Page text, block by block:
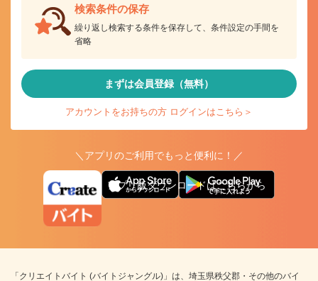
検索条件の保存
繰り返し検索する条件を保存して、条件設定の手間を
省略
まずは会員登録（無料）
アカウントをお持ちの方 ログインはこちら＞
＼アプリのご利用でもっと便利に！／
アプリ版ダウンロードはこちらから
「クリエイトバイト (バイトジャングル)」は、埼玉県秩父郡・その他のバイ